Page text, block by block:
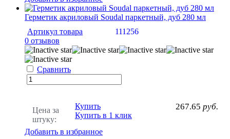
Герметик акриловый Soudal паркетный, дуб 280 мл
Артикул товара
111256
0 отзывов
Сравнить
Цена за
штуку:
267.65 руб.
Купить
Купить в 1 клик
Добавить в избранное